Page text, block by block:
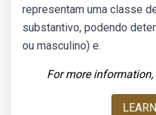
representam uma classe
substantivo, podendo
ou masculino) e.
For more